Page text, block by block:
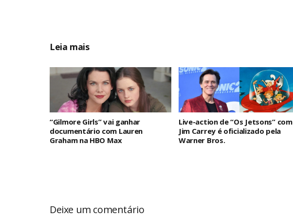
Leia mais
“Gilmore Girls” vai ganhar
documentário com Lauren
Graham na HBO Max
Live-action de “Os Jetsons” com
Jim Carrey é oficializado pela
Warner Bros.
Deixe um comentário